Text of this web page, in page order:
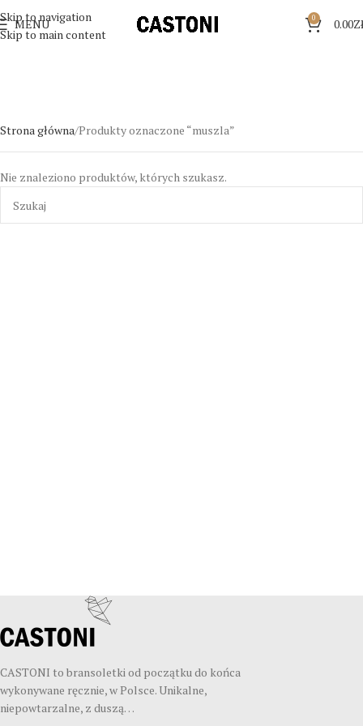
Skip to navigation
Skip to main content
MENU 0 0.00
Strona główna Produkty oznaczone “muszla”
Nie znaleziono produktów, których szukasz.
CASTONI to bransoletki od początku do końca
wykonywane ręcznie, w Polsce. Unikalne,
niepowtarzalne, z duszą…